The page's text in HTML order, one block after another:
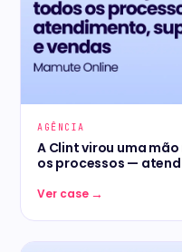
AGÊNCIA
A Clint virou uma
os processos —
Ver case →